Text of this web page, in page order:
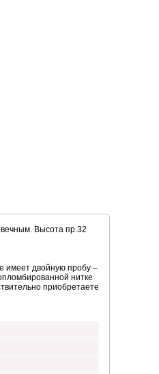
Высота пр.32
имеет двойную пробу –
нитке
приобретаете